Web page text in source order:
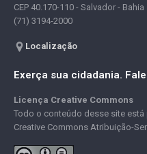
CEP 40.170-110 - Salvador - Bahia
(71) 3194-2000
Localização
Exerça sua cidadania.
Licença Creative Commons
Todo o conteúdo desse site
Creative Commons Atribuição-